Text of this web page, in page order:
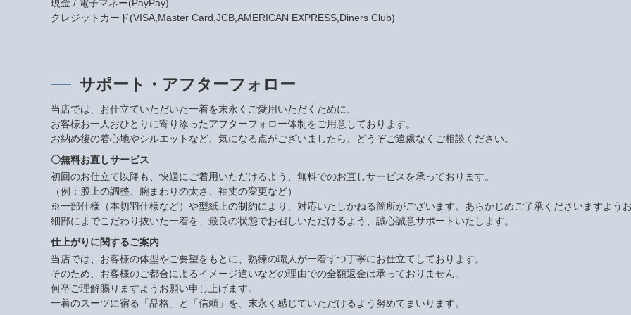
現金 / 電子マネー(PayPay)
クレジットカード(VISA,Master Card,JCB,AMERICAN EXPRESS,Diners Club)
サポート・アフターフォロー
当店では、お仕立ていただいた一着を末永くご愛用いただくために、
お客様お一人おひとりに寄り添ったアフターフォロー体制をご用意しております。
お納め後の着心地やシルエットなど、気になる点がございましたら、どうぞご遠慮なくご相談ください。
〇無料お直しサービス
初回のお仕立て以降も、快適にご着用いただけるよう、無料でのお直しサービスを承っております。
（例：股上の調整、腕まわりの太さ、袖丈の変更など）
※一部仕様（本切羽仕様など）や型紙上の制約により、対応いたしかねる箇所がございます。あらかじめご了承くださいますようお
細部にまでこだわり抜いた一着を、最良の状態でお召しいただけるよう、誠心誠意サポートいたします。
仕上がりに関するご案内
当店では、お客様の体型やご要望をもとに、熟練の職人が一着ずつ丁寧にお仕立てしております。
そのため、お客様のご都合によるイメージ違いなどの理由での全額返金は承っておりません。
何卒ご理解賜りますようお願い申し上げます。
一着のスーツに宿る「品格」と「信頼」を、末永く感じていただけるよう努めてまいります。